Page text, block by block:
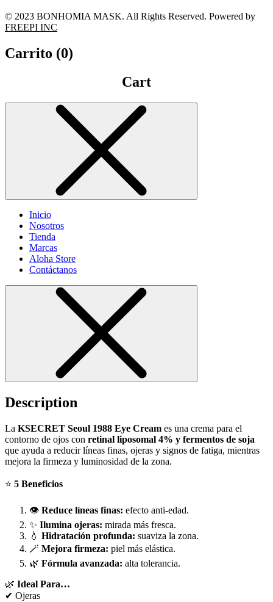
© 2023 BONHOMIA MASK. All Rights Reserved. Powered by
FREEPI INC
Carrito (0)
Cart
Inicio
Nosotros
Tienda
Marcas
Aloha Store
Contáctanos
Description
La KSECRET Seoul 1988 Eye Cream es una crema para el
contorno de ojos con retinal liposomal 4% y fermentos de soja
que ayuda a reducir líneas finas, ojeras y signos de fatiga, mientras
mejora la firmeza y luminosidad de la zona.
⭐ 5 Beneficios
👁️ Reduce líneas finas: efecto anti-edad.
✨ Ilumina ojeras: mirada más fresca.
💧 Hidratación profunda: suaviza la zona.
🪄 Mejora firmeza: piel más elástica.
🌿 Fórmula avanzada: alta tolerancia.
🌿 Ideal Para…
✔ Ojeras